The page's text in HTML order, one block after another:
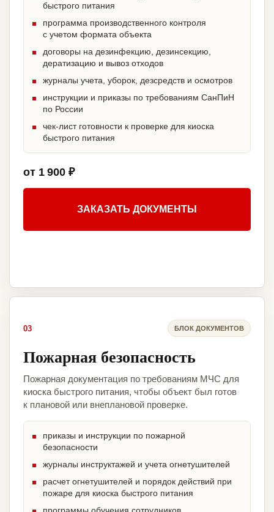
быстрого питания
программа производственного контроля
с учетом формата объекта
договоры на дезинфекцию, дезинсекцию,
дератизацию и вывоз отходов
журналы учета, уборок, дезсредств и осмотров
инструкции и приказы по требованиям СанПиН
по России
чек-лист готовности к проверке для киоска
быстрого питания
от 1 900 ₽
ЗАКАЗАТЬ ДОКУМЕНТЫ
03 БЛОК ДОКУМЕНТОВ
Пожарная безопасность
Пожарная документация по требованиям МЧС для
киоска быстрого питания, чтобы объект был готов
к плановой или внеплановой проверке.
приказы и инструкции по пожарной
безопасности
журналы инструктажей и учета огнетушителей
расчет огнетушителей и порядок действий при
пожаре для киоска быстрого питания